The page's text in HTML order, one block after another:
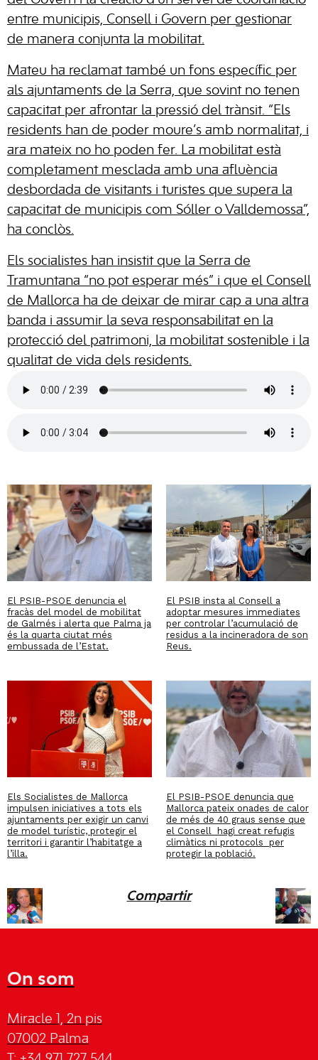
entre municipis, Consell i Govern per gestionar
de manera conjunta la mobilitat.
Mateu ha reclamat també un fons específic per
als ajuntaments de la Serra, que sovint no tenen
capacitat per afrontar la pressió del trànsit. “Els
residents han de poder moure’s amb normalitat, i
ara mateix no ho poden fer. La mobilitat està
completament mesclada amb una afluència
desbordada de visitants i turistes que supera la
capacitat de municipis com Sóller o Valldemossa”,
ha conclòs.
Els socialistes han insistit que la Serra de
Tramuntana “no pot esperar més” i que el Consell
de Mallorca ha de deixar de mirar cap a una altra
banda i assumir la seva responsabilitat en la
protecció del patrimoni, la mobilitat sostenible i la
qualitat de vida dels residents.
El PSIB-PSOE denuncia el
fracàs del model de mobilitat
de Galmés i alerta que Palma ja
és la quarta ciutat més
embussada de l’Estat.
El PSIB insta al Consell a
adoptar mesures immediates
per controlar l’acumulació de
residus a la incineradora de son
Reus.
Els Socialistes de Mallorca
impulsen iniciatives a tots els
ajuntaments per exigir un canvi
de model turístic, protegir el
territori i garantir l’habitatge a
l’illa.
El PSIB-PSOE denuncia que
Mallorca pateix onades de calor
de més de 40 graus sense que
el Consell hagi creat refugis
climàtics ni protocols per
protegir la població.
Compartir
On som
Miracle 1, 2n pis
07002 Palma